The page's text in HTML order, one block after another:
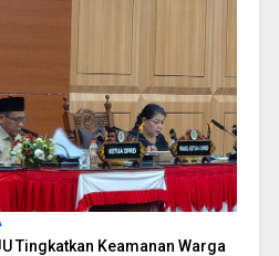
Tingkatkan Keamanan Warga